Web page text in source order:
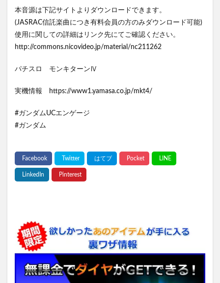
本音源は下記サイトよりダウンロードできます。
(JASRAC信託楽曲につき有料会員の方のみダウンロード可能)
使用に関しての詳細はリンク先にてご確認ください。
http://commons.nicovideo.jp/material/nc211262
パチスロ モンキターンⅣ
実機情報 https://www1.yamasa.co.jp/mkt4/
#ガンダムUCエンゲージ
#ガンダム